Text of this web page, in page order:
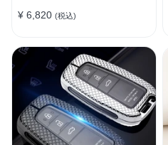
¥ 6,820 (税込)